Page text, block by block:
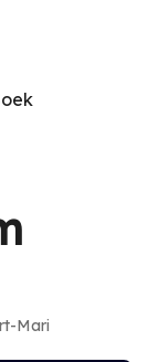
Mari